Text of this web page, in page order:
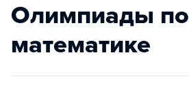
Олимпиады по
математике